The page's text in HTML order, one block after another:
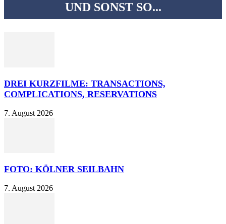
UND SONST SO...
DREI KURZFILME: TRANSACTIONS,
COMPLICATIONS, RESERVATIONS
7. August 2026
FOTO: KÖLNER SEILBAHN
7. August 2026